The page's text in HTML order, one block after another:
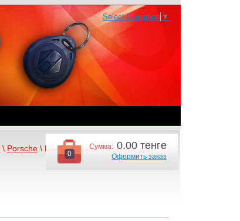
Select Language ▼
0
Сумма: 0.00 тенге
Оформить заказ
\ Porsche \ Выкидной ключ с чипом для